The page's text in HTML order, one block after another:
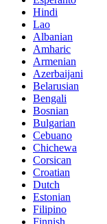
Hindi
Lao
Albanian
Amharic
Armenian
Azerbaijani
Belarusian
Bengali
Bosnian
Bulgarian
Cebuano
Chichewa
Corsican
Croatian
Dutch
Estonian
Filipino